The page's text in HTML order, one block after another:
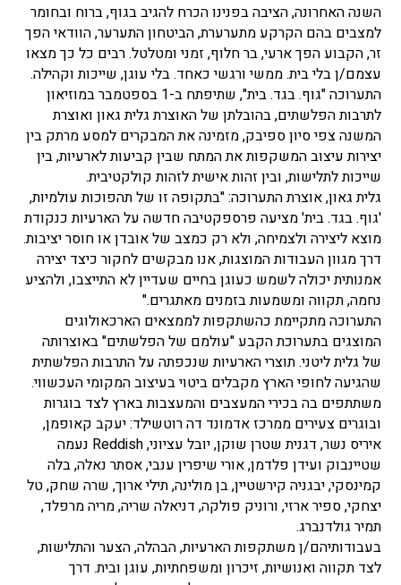
השנה האחרונה, הציבה בפנינו הכרח להגיב בגוף, ברוח ובחומר
למצבים בהם הקרקע מתערערת, הביטחון התערער, הוודאי הפך
זר, הקבוע הפך ארעי, בר חלוף, זמני ומטלטל. רבים כל כך מצאו
עצמם/ן בלי בית. ממשי ורגשי כאחד. בלי עוגן, שייכות וקהילה.
התערוכה "גוף. בגד. בית", שתיפתח ב-1 בספטמבר במוזיאון
לתרבות הפלשתים, בהובלתן של האוצרת גלית גאון ואוצרת
המשנה צפי סיון ספיבק, מזמינה את המבקרים למסע מרתק בין
יצירות עיצוב המשקפות את המתח שבין קביעות לארעיות, בין
שייכות לתלישות, ובין זהות אישית לזהות קולקטיבית.
גלית גאון, אוצרת התערוכה: "בתקופה זו של תהפוכות עולמיות,
'גוף. בגד. בית' מציעה פרספקטיבה חדשה על הארעיות כנקודת
מוצא ליצירה ולצמיחה, ולא רק כמצב של אובדן או חוסר יציבות.
דרך מגוון העבודות המוצגות, אנו מבקשים לחקור כיצד יצירה
אמנותית יכולה לשמש כעוגן בחיים שעדיין לא התייצבו, ולהציע
נחמה, תקווה ומשמעות בזמנים מאתגרים."
התערוכה מתקיימת כהשתקפות לממצאים הארכאולוגים
המוצגים בתערוכת הקבע "עולמם של הפלשתים" באוצרותה
של גלית ליטני. תוצרי הארעיות שנכפתה על התרבות הפלשתית
שהגיעה לחופי הארץ מקבלים ביטוי בעיצוב המקומי העכשווי.
משתתפים בה בכירי המעצבים והמעצבות בארץ לצד בוגרות
ובוגרים צעירים ממרכז אדמונד דה רוטשילד: יעקב קאופמן,
איריס נשר, דגנית שטרן שוקן, יובל עציוני, Reddish נעמה
שטיינבוק ועידן פלדמן, אורי שיפרין ענבי, אסתר נאלה, בלה
קמינסקי, יבגניה קירשטיין, בן מולינה, תילי ארוך, שרה שחק, טל
יצחקי, ספיר ארזי, ורוניק פולקה, דניאלה שריה, מריה מרפלד,
תמיר גולדנברג.
בעבודותיהם/ן משתקפות הארעיות, הבהלה, הצער והתלישות,
לצד תקווה ואנושיות, זיכרון ומשפחתיות, עוגן ובית. דרך